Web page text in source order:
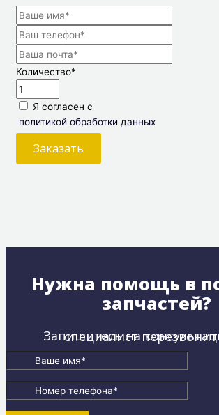
Количество*
Я согласен с
политикой обработки данных
Заказать
Нужна помощь в
запчастей?
Запишитесь на консультацию. Наш специалист